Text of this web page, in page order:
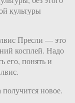
культуры
Пресли — это
косплей. Надо
его, понять и
новое.